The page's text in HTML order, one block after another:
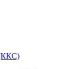
(ККС)